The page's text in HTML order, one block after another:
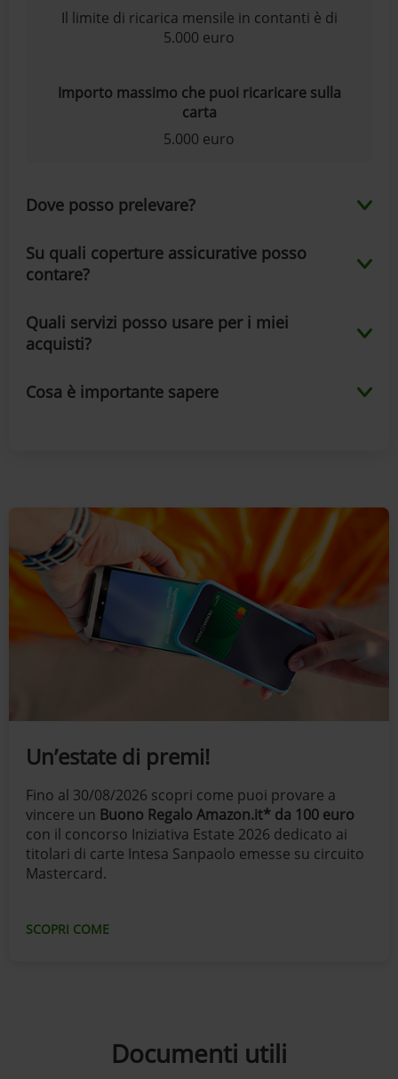
Il limite di ricarica mensile in contanti è di
5.000 euro
Importo massimo che puoi ricaricare sulla
carta
5.000 euro
Dove posso prelevare?
Su quali coperture assicurative posso
contare?
Quali servizi posso usare per i miei
acquisti?
Cosa è importante sapere
Un’estate di premi!
Fino al 30/08/2026 scopri come puoi provare a
vincere un Buono Regalo Amazon.it* da 100 euro
con il concorso Iniziativa Estate 2026 dedicato ai
titolari di carte Intesa Sanpaolo emesse su circuito
Mastercard.
SCOPRI COME
Documenti utili